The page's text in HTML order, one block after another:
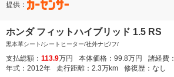
提供：
ホンダ フィットハイブリッド 1.5 RS
黒本革シート/シートヒーター/社外ナビ/フ/
支払総額： 113.9万円 本体価格： 99.8万円 諸経費：
年式： 2012年 走行距離： 2.3万km 修復歴： なし